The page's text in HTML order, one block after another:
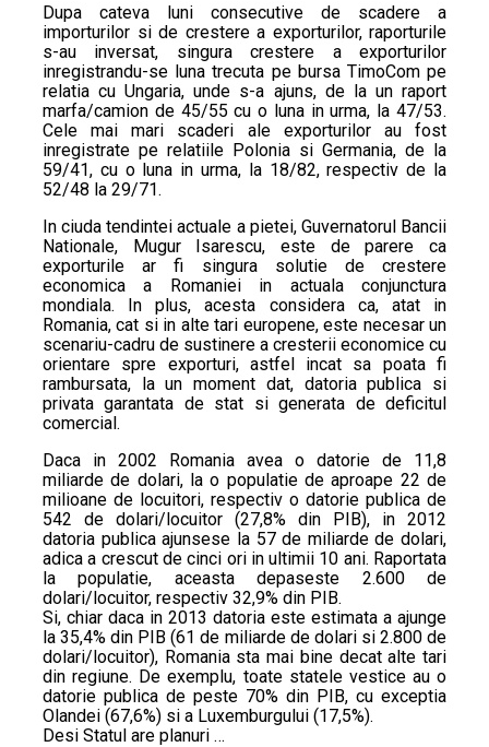
Dupa cateva luni consecutive de scadere a
importurilor si de crestere a exporturilor, raporturile
s-au inversat, singura crestere a exporturilor
inregistrandu-se luna trecuta pe bursa TimoCom pe
relatia cu Ungaria, unde s-a ajuns, de la un raport
marfa/camion de 45/55 cu o luna in urma, la 47/53.
Cele mai mari scaderi ale exporturilor au fost
inregistrate pe relatiile Polonia si Germania, de la
59/41, cu o luna in urma, la 18/82, respectiv de la
52/48 la 29/71.
In ciuda tendintei actuale a pietei, Guvernatorul Bancii
Nationale, Mugur Isarescu, este de parere ca
exporturile ar fi singura solutie de crestere
economica a Romaniei in actuala conjunctura
mondiala. In plus, acesta considera ca, atat in
Romania, cat si in alte tari europene, este necesar un
scenariu-cadru de sustinere a cresterii economice cu
orientare spre exporturi, astfel incat sa poata fi
rambursata, la un moment dat, datoria publica si
privata garantata de stat si generata de deficitul
comercial.
Daca in 2002 Romania avea o datorie de 11,8
miliarde de dolari, la o populatie de aproape 22 de
milioane de locuitori, respectiv o datorie publica de
542 de dolari/locuitor (27,8% din PIB), in 2012
datoria publica ajunsese la 57 de miliarde de dolari,
adica a crescut de cinci ori in ultimii 10 ani. Raportata
la populatie, aceasta depaseste 2.600 de
dolari/locuitor, respectiv 32,9% din PIB.
Si, chiar daca in 2013 datoria este estimata a ajunge
la 35,4% din PIB (61 de miliarde de dolari si 2.800 de
dolari/locuitor), Romania sta mai bine decat alte tari
din regiune. De exemplu, toate statele vestice au o
datorie publica de peste 70% din PIB, cu exceptia
Olandei (67,6%) si a Luxemburgului (17,5%).
Desi Statul are planuri …